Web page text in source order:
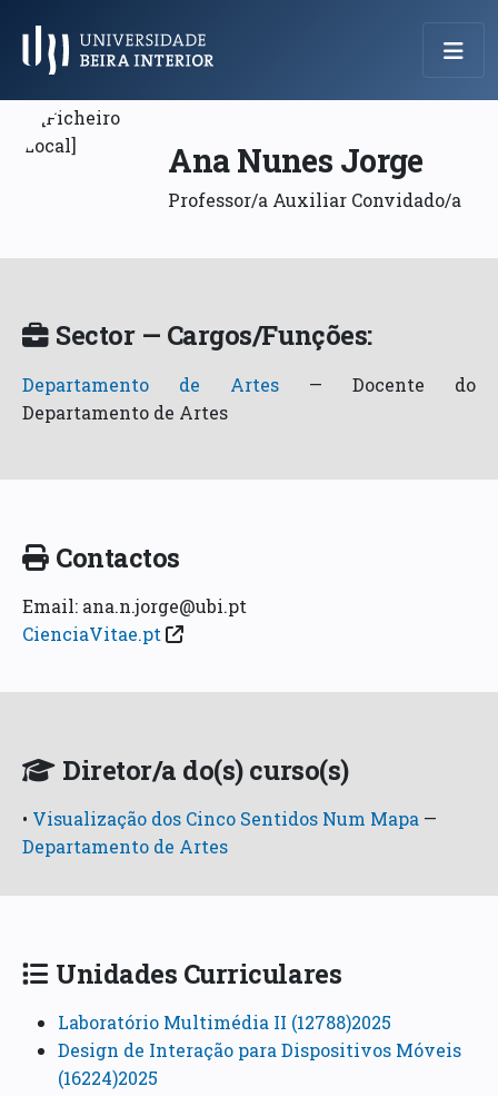
Menu Principal
Ana Nunes Jorge
Professor/a Auxiliar Convidado/a
Sector — Cargos/Funções:
Departamento de Artes — Docente do
Departamento de Artes
Contactos
Email: ana.n.jorge@ubi.pt
CienciaVitae.pt
Diretor/a do(s) curso(s)
• Visualização dos Cinco Sentidos Num Mapa —
Departamento de Artes
Unidades Curriculares
Laboratório Multimédia II (12788)2025
Design de Interação para Dispositivos Móveis
(16224)2025